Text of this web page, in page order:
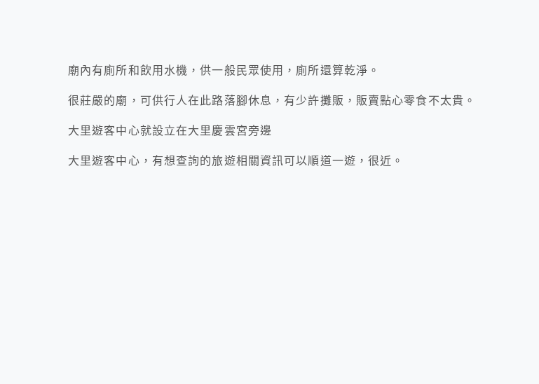
廟內有廁所和飲用水機，供一般民眾使用，廁所還算乾淨。
很莊嚴的廟，可供行人在此路落腳休息，有少許攤販，販賣點心零食不太貴。
大里遊客中心就設立在大里慶雲宮旁邊
大里遊客中心，有想查詢的旅遊相關資訊可以順道一遊，很近。